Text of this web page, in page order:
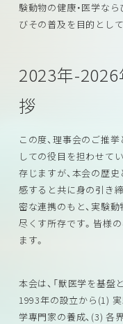
験動物の健康・医学な
びその普及を目的とし
2023年-
拶
この度、理事会のご推
しての役目を担わせて
存じますが、本会の歴
感すると共に身の引き
密な連携のもと、実験
尽くす所存です。皆様
ます。
本会は、「獣医学を基盤
1993年の設立から(1)
学専門家の養成、(3) 各